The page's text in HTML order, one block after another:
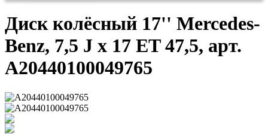
Диск колёсный 17'' Mercedes-
Benz, 7,5 J x 17 ET 47,5, арт.
A20440100049765